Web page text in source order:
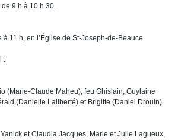
9 h à 10 h 30.
à 11 h, en l’Église de St-Joseph-de-Beauce.
:
(Marie-Claude Maheu), feu Ghislain, Guylaine
(Danielle Laliberté) et Brigitte (Daniel Drouin).
et Claudia Jacques, Marie et Julie Lagueux,